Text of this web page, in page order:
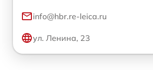
info@hbr.re-leica.ru
ул. Ленина, 23